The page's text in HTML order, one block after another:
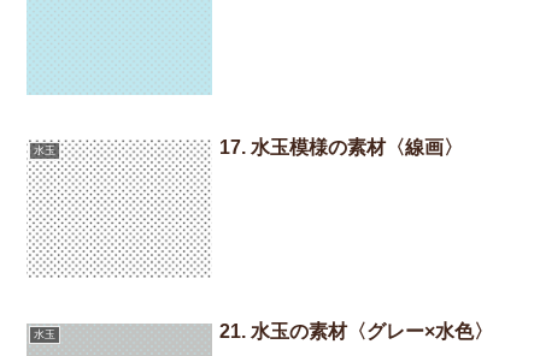
水玉 17. 水玉模様の素材〈線画〉
水玉 21. 水玉の素材〈グレー×水色〉